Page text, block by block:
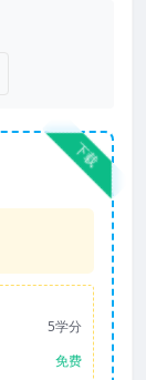
下载
5学分
免费